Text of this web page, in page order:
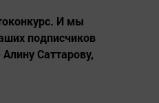
И мы
подписчиков
Саттарову,